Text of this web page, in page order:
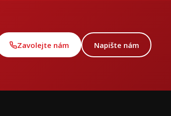
Zavolejte nám Napište nám